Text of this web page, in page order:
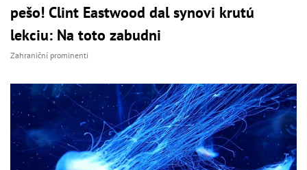
pešo! Clint Eastwood dal synovi krutú
lekciu: Na toto zabudni
Zahraniční prominenti